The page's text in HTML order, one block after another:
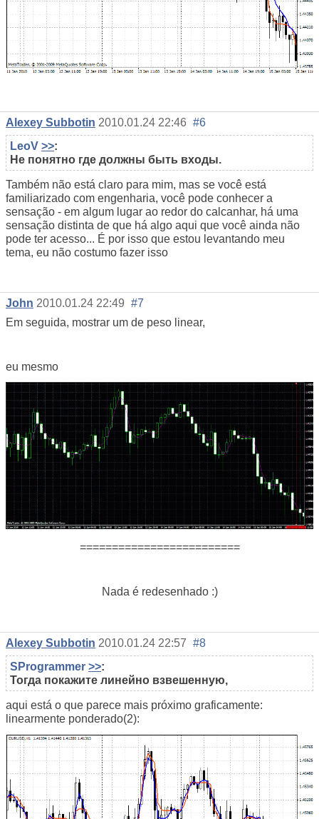
Alexey Subbotin 2010.01.24 22:46 #6
LeoV >>:
Не понятно где должны быть входы.
Também não está claro para mim, mas se você está
familiarizado com engenharia, você pode conhecer a
sensação - em algum lugar ao redor do calcanhar, há uma
sensação distinta de que há algo aqui que você ainda não
pode ter acesso... É por isso que estou levantando meu
tema, eu não costumo fazer isso
John 2010.01.24 22:49 #7
Em seguida, mostrar um de peso linear,
eu mesmo
=========================
Nada é redesenhado :)
Alexey Subbotin 2010.01.24 22:57 #8
SProgrammer >>:
Тогда покажите линейно взвешенную,
aqui está o que parece mais próximo graficamente:
linearmente ponderado(2):